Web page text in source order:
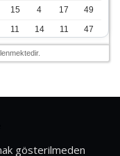
15 4 17
49
11 14 11
47
9 10 17 37
gösterilmeden